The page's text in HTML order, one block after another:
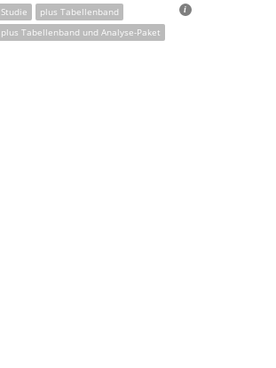
Studie
plus Tabellenband
plus Tabellenband und Analyse-Paket